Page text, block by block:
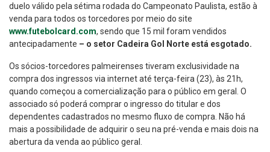
duelo válido pela sétima rodada do Campeonato Paulista, estão à
venda para todos os torcedores por meio do site
www.futebolcard.com, sendo que 15 mil foram vendidos
antecipadamente – o setor Cadeira Gol Norte está esgotado.
Os sócios-torcedores palmeirenses tiveram exclusividade na
compra dos ingressos via internet até terça-feira (23), às 21h,
quando começou a comercialização para o público em geral. O
associado só poderá comprar o ingresso do titular e dos
dependentes cadastrados no mesmo fluxo de compra. Não há
mais a possibilidade de adquirir o seu na pré-venda e mais dois na
abertura da venda ao público geral.